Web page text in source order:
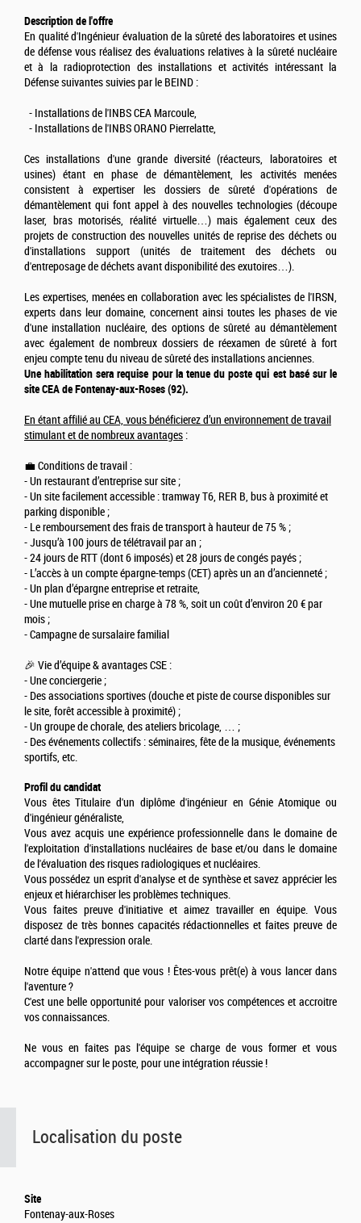
Description de l'offre
En qualité d'Ingénieur évaluation de la sûreté des laboratoires et usines
de défense vous réalisez des évaluations relatives à la sûreté nucléaire
et à la radioprotection des installations et activités intéressant la
Défense suivantes suivies par le BEIND :
- Installations de l'INBS CEA Marcoule,
- Installations de l'INBS ORANO Pierrelatte,
Ces installations d'une grande diversité (réacteurs, laboratoires et
usines) étant en phase de démantèlement, les activités menées
consistent à expertiser les dossiers de sûreté d'opérations de
démantèlement qui font appel à des nouvelles technologies (découpe
laser, bras motorisés, réalité virtuelle…) mais également ceux des
projets de construction des nouvelles unités de reprise des déchets ou
d'installations support (unités de traitement des déchets ou
d'entreposage de déchets avant disponibilité des exutoires…).
Les expertises, menées en collaboration avec les spécialistes de l'IRSN,
experts dans leur domaine, concernent ainsi toutes les phases de vie
d'une installation nucléaire, des options de sûreté au démantèlement
avec également de nombreux dossiers de réexamen de sûreté à fort
enjeu compte tenu du niveau de sûreté des installations anciennes.
Une habilitation sera requise pour la tenue du poste qui est basé sur le
site CEA de Fontenay-aux-Roses (92).
En étant affilié au CEA, vous bénéficierez d’un environnement de travail
stimulant et de nombreux avantages :
💼 Conditions de travail :
- Un restaurant d’entreprise sur site ;
- Un site facilement accessible : tramway T6, RER B, bus à proximité et
parking disponible ;
- Le remboursement des frais de transport à hauteur de 75 % ;
- Jusqu’à 100 jours de télétravail par an ;
- 24 jours de RTT (dont 6 imposés) et 28 jours de congés payés ;
- L’accès à un compte épargne-temps (CET) après un an d’ancienneté ;
- Un plan d’épargne entreprise et retraite,
- Une mutuelle prise en charge à 78 %, soit un coût d’environ 20 € par
mois ;
- Campagne de sursalaire familial
🎉 Vie d’équipe & avantages CSE :
- Une conciergerie ;
- Des associations sportives (douche et piste de course disponibles sur
le site, forêt accessible à proximité) ;
- Un groupe de chorale, des ateliers bricolage, … ;
- Des événements collectifs : séminaires, fête de la musique, événements
sportifs, etc.
Profil du candidat
Vous êtes Titulaire d'un diplôme d'ingénieur en Génie Atomique ou
d'ingénieur généraliste,
Vous avez acquis une expérience professionnelle dans le domaine de
l'exploitation d'installations nucléaires de base et/ou dans le domaine
de l'évaluation des risques radiologiques et nucléaires.
Vous possédez un esprit d'analyse et de synthèse et savez apprécier les
enjeux et hiérarchiser les problèmes techniques.
Vous faites preuve d'initiative et aimez travailler en équipe. Vous
disposez de très bonnes capacités rédactionnelles et faites preuve de
clarté dans l'expression orale.
Notre équipe n'attend que vous ! Êtes-vous prêt(e) à vous lancer dans
l'aventure ?
C'est une belle opportunité pour valoriser vos compétences et accroitre
vos connaissances.
Ne vous en faites pas l'équipe se charge de vous former et vous
accompagner sur le poste, pour une intégration réussie !
Localisation du poste
Site
Fontenay-aux-Roses